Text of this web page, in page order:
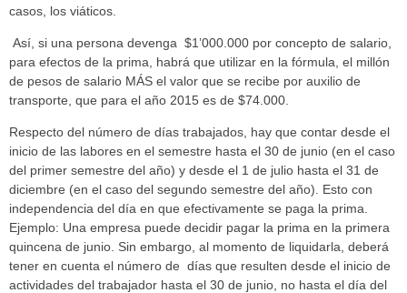
casos, los viáticos.
Así, si una persona devenga $1’000.000 por concepto de salario,
para efectos de la prima, habrá que utilizar en la fórmula, el millón
de pesos de salario MÁS el valor que se recibe por auxilio de
transporte, que para el año 2015 es de $74.000.
Respecto del número de días trabajados, hay que contar desde el
inicio de las labores en el semestre hasta el 30 de junio (en el caso
del primer semestre del año) y desde el 1 de julio hasta el 31 de
diciembre (en el caso del segundo semestre del año). Esto con
independencia del día en que efectivamente se paga la prima.
Ejemplo: Una empresa puede decidir pagar la prima en la primera
quincena de junio. Sin embargo, al momento de liquidarla, deberá
tener en cuenta el número de días que resulten desde el inicio de
actividades del trabajador hasta el 30 de junio, no hasta el día del